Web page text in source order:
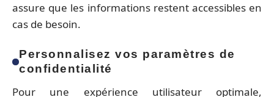
assure que les informations restent accessibles en
cas de besoin.
Personnalisez vos paramètres de
confidentialité
Pour une expérience utilisateur optimale,